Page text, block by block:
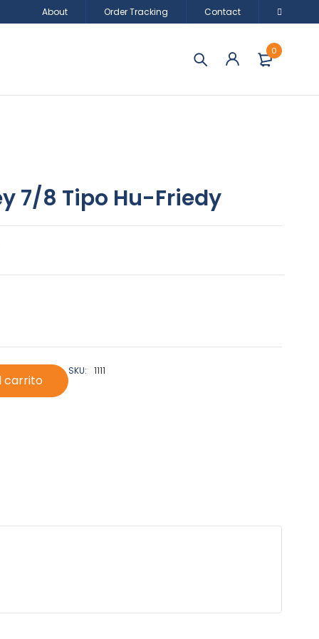
About Order Tracking Contact
0
7/8 Tipo Hu-Friedy
carrito
SKU: 1111